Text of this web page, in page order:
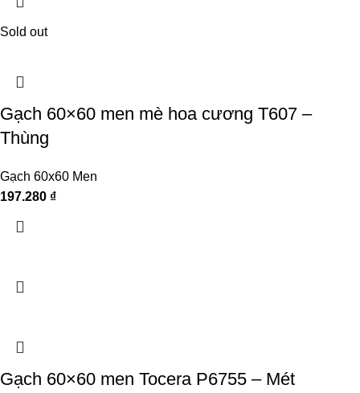
Sold out
Gạch 60×60 men mè hoa cương T607 –
Thùng
Gạch 60x60 Men
197.280 ₫
Gạch 60×60 men Tocera P6755 – Mét